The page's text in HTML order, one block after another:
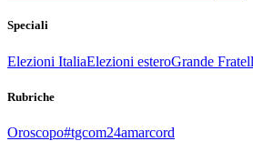
Speciali
Elezioni ItaliaElezioni esteroGrande
Rubriche
Oroscopo#tgcom24amarcord